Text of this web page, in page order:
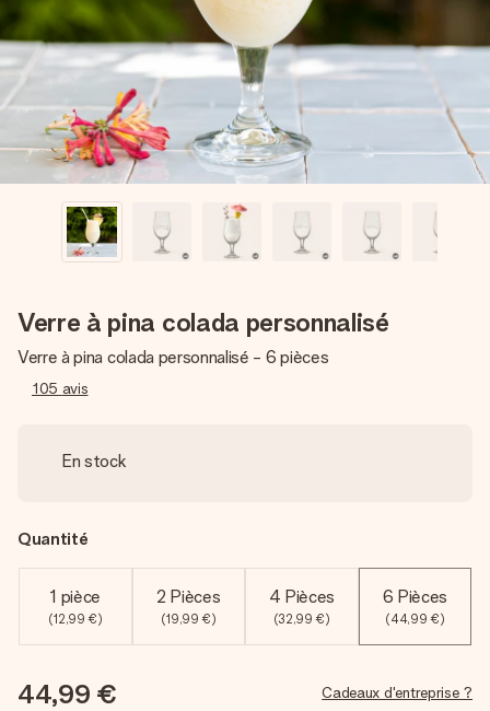
Créez quelque chose d’unique en quelques étapes – avec
son prénom, votre photo ou un message qui touche le cœur.
Sans complications, juste tout l’amour pour le moment idéal.
Verre à pina colada personnalisé
Verre à pina colada personnalisé - 6 pièces
105 avis
En stock
Quantité
1 pièce
(12,99 €)
2 Pièces
(19,99 €)
4 Pièces
(32,99 €)
6 Pièces
(44,99 €)
44,99 € Cadeaux d'entreprise ?